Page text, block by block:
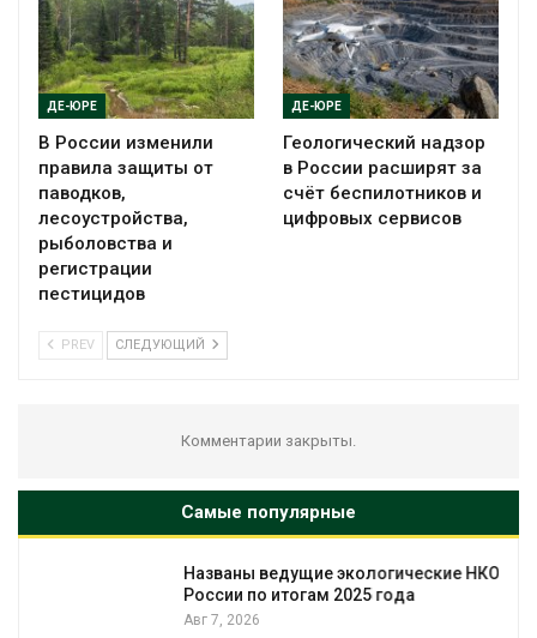
ДЕ-ЮРЕ
В России изменили
правила защиты от
паводков,
лесоустройства,
рыболовства и
регистрации
пестицидов
ДЕ-ЮРЕ
Геологический надзор
в России расширят за
счёт беспилотников и
цифровых сервисов
PREV СЛЕДУЮЩИЙ
Комментарии закрыты.
Самые популярные
Названы ведущие экологические НКО
России по итогам 2025 года
Авг 7, 2026